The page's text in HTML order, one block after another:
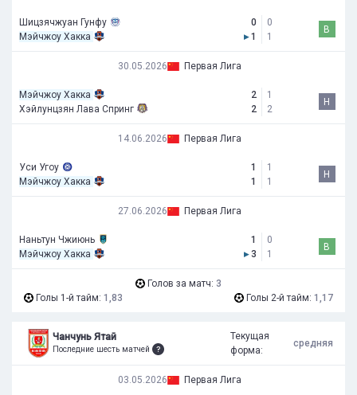
Шицзячжуан Гунфу
Мэйчжоу Хакка
0
▸1
0
1
В
30.05.2026 Первая Лига
Мэйчжоу Хакка
Хэйлунцзян Лава Спринг
2
2
1
2
Н
14.06.2026 Первая Лига
Уси Угоу
Мэйчжоу Хакка
1
1
1
1
Н
27.06.2026 Первая Лига
Наньтун Чжиюнь
Мэйчжоу Хакка
1
▸3
0
1
В
Голов за матч: 3
Голы 1-й тайм: 1,83 Голы 2-й тайм: 1,17
Чанчунь Ятай
Последние шесть матчей
Текущая
форма:
средняя
03.05.2026 Первая Лига